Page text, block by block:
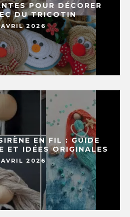
POUR DÉCORER
DU TRICOTIN
AVRIL 2026
EN FIL : GUIDE
ET IDÉES ORIGINALES
AVRIL 2026